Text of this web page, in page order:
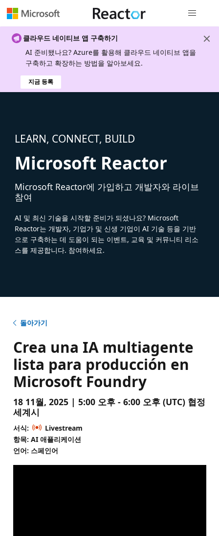
클라우드 네이티브 앱 구축하기
AI 준비됐나요? Azure를 활용해 클라우드 네이티브 앱을
구축하고 확장하는 방법을 알아보세요.
지금 등록
LEARN, CONNECT, BUILD
Microsoft Reactor
Microsoft Reactor에 가입하고 개발자와 라이브
참여
AI 및 최신 기술을 시작할 준비가 되셨나요? Microsoft
Reactor는 개발자, 기업가 및 신생 기업이 AI 기술 등을 기반
으로 구축하는 데 도움이 되는 이벤트, 교육 및 커뮤니티 리소
스를 제공합니다. 참여하세요.
돌아가기
Crea una IA multiagente
lista para producción en
Microsoft Foundry
18 11월, 2025 | 5:00 오후 - 6:00 오후 (UTC) 협정
세계시
서식:
Livestream
항목: AI 애플리케이션
언어: 스페인어